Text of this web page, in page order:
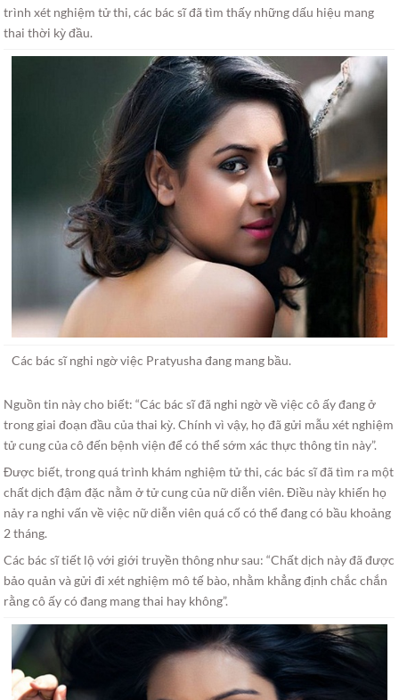
trình xét nghiệm tử thi, các bác sĩ đã tìm thấy những dấu hiệu mang
thai thời kỳ đầu.
Các bác sĩ nghi ngờ việc Pratyusha đang mang bầu.
Nguồn tin này cho biết: “Các bác sĩ đã nghi ngờ về việc cô ấy đang ở
trong giai đoạn đầu của thai kỳ. Chính vì vậy, họ đã gửi mẫu xét nghiệm
tử cung của cô đến bệnh viện để có thể sớm xác thực thông tin này”.
Được biết, trong quá trình khám nghiệm tử thi, các bác sĩ đã tìm ra một
chất dịch đậm đặc nằm ở tử cung của nữ diễn viên. Điều này khiến họ
nảy ra nghi vấn về việc nữ diễn viên quá cố có thể đang có bầu khoảng
2 tháng.
Các bác sĩ tiết lộ với giới truyền thông như sau: “Chất dịch này đã được
bảo quản và gửi đi xét nghiệm mô tế bào, nhằm khẳng định chắc chắn
rằng cô ấy có đang mang thai hay không”.